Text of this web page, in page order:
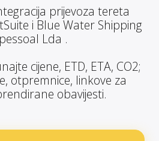
prijevoza tereta
i Blue Water Shipping
Lda .
cijene, ETD, ETA, CO2;
otpremnice, linkove za
obavijesti.